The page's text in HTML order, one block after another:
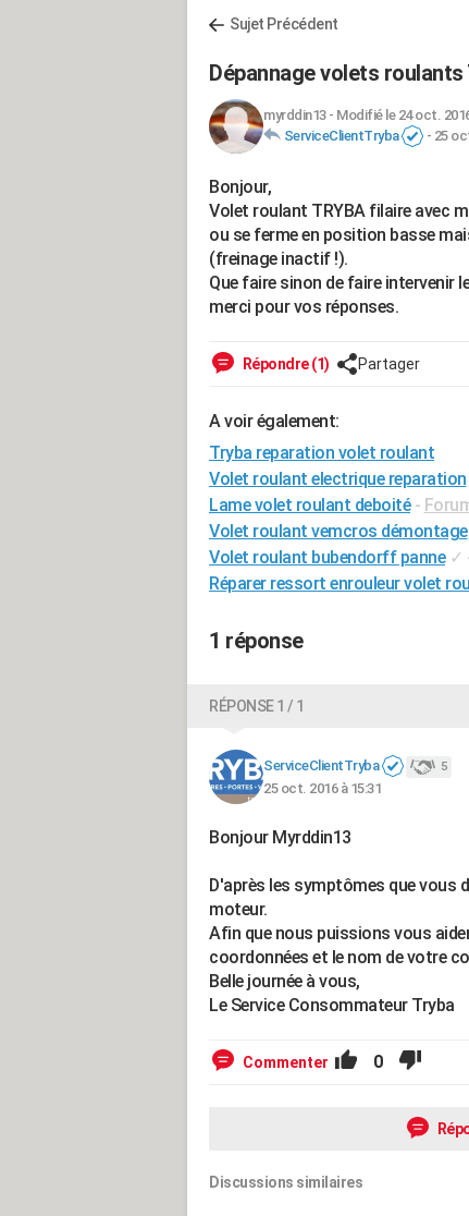
Sujet Précédent
Dépannage volets
myrddin13- Modifié le 24 oct.
ServiceClientTryba
- 25
Bonjour,
Volet roulant TRYBA filaire avec
ou se ferme en position basse
(freinage inactif !).
Que faire sinon de faire intervenir
merci pour vos réponses.
Répondre (1) Partager
A voir également:
Tryba reparation volet roulant
Volet roulant electrique reparation
Lame volet roulant deboité -
Volet roulant vemcros démontage
Volet roulant bubendorff panne ✓
Réparer ressort enrouleur volet
1 réponse
RÉPONSE 1 / 1
ServiceClientTryba 5
25 oct. 2016 à 15:31
Bonjour Myrddin13
D'après les symptômes que vous
moteur.
Afin que nous puissions vous
coordonnées et le nom de votre
Belle journée à vous,
Le Service Consommateur Tryba
Commenter 0
Discussions similaires